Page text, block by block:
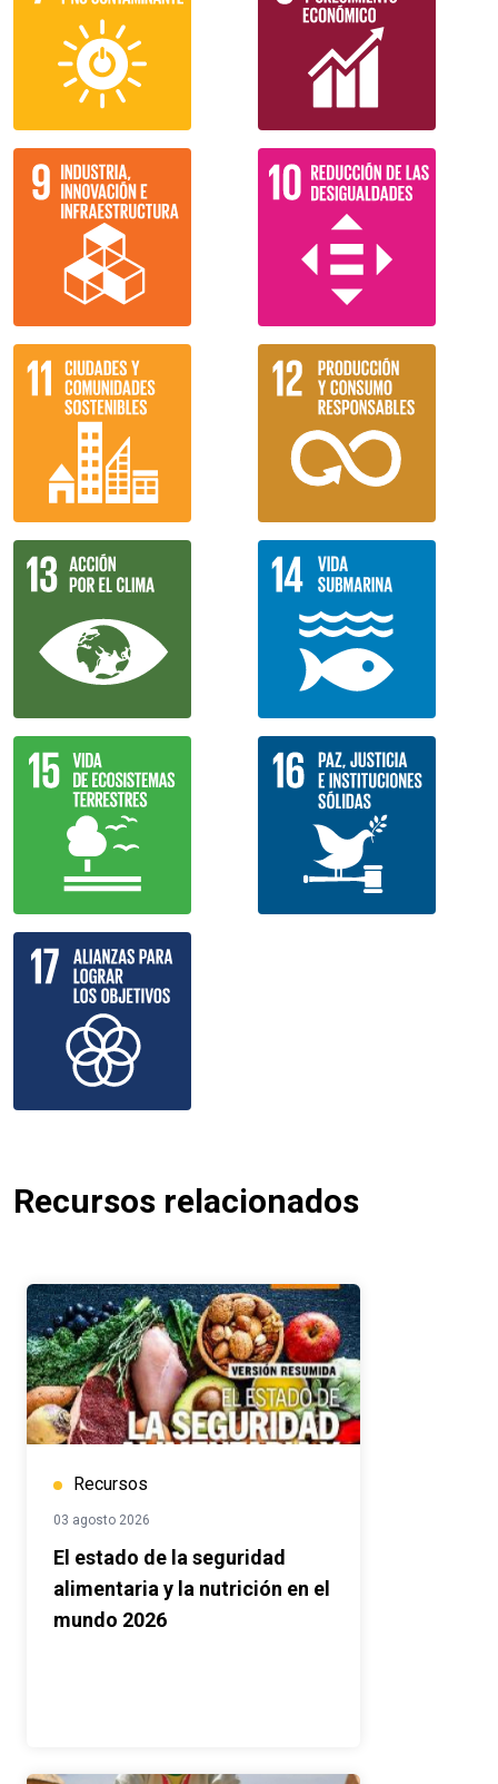
Recursos relacionados
Recursos
03 agosto 2026
El estado de la seguridad
alimentaria y la nutrición en el
mundo 2026